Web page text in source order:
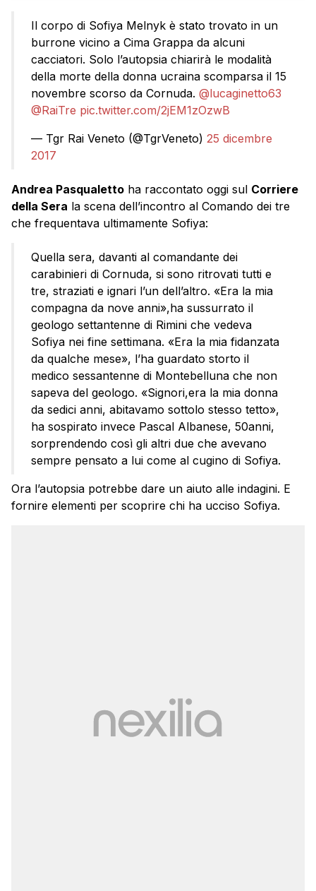
Il corpo di Sofiya Melnyk è stato trovato in un
burrone vicino a Cima Grappa da alcuni
cacciatori. Solo l’autopsia chiarirà le modalità
della morte della donna ucraina scomparsa il 15
novembre scorso da Cornuda. @lucaginetto63
@RaiTre pic.twitter.com/2jEM1zOzwB
— Tgr Rai Veneto (@TgrVeneto) 25 dicembre
2017
Andrea Pasqualetto ha raccontato oggi sul Corriere
della Sera la scena dell’incontro al Comando dei tre
che frequentava ultimamente Sofiya:
Quella sera, davanti al comandante dei
carabinieri di Cornuda, si sono ritrovati tutti e
tre, straziati e ignari l’un dell’altro. «Era la mia
compagna da nove anni»,ha sussurrato il
geologo settantenne di Rimini che vedeva
Sofiya nei fine settimana. «Era la mia fidanzata
da qualche mese», l’ha guardato storto il
medico sessantenne di Montebelluna che non
sapeva del geologo. «Signori,era la mia donna
da sedici anni, abitavamo sottolo stesso tetto»,
ha sospirato invece Pascal Albanese, 50anni,
sorprendendo così gli altri due che avevano
sempre pensato a lui come al cugino di Sofiya.
Ora l’autopsia potrebbe dare un aiuto alle indagini. E
fornire elementi per scoprire chi ha ucciso Sofiya.